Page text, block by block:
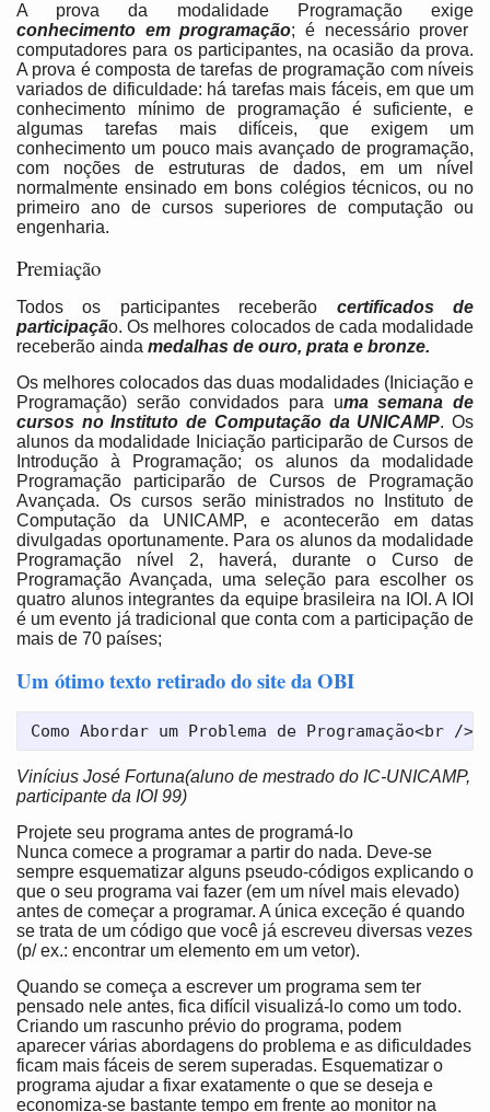
A prova da modalidade Programação exige
conhecimento em programação; é necessário prover
computadores para os participantes, na ocasião da prova.
A prova é composta de tarefas de programação com níveis
variados de dificuldade: há tarefas mais fáceis, em que um
conhecimento mínimo de programação é suficiente, e
algumas tarefas mais difíceis, que exigem um
conhecimento um pouco mais avançado de programação,
com noções de estruturas de dados, em um nível
normalmente ensinado em bons colégios técnicos, ou no
primeiro ano de cursos superiores de computação ou
engenharia.
Premiação
Todos os participantes receberão certificados de
participação. Os melhores colocados de cada modalidade
receberão ainda medalhas de ouro, prata e bronze.
Os melhores colocados das duas modalidades (Iniciação e
Programação) serão convidados para uma semana de
cursos no Instituto de Computação da UNICAMP. Os
alunos da modalidade Iniciação participarão de Cursos de
Introdução à Programação; os alunos da modalidade
Programação participarão de Cursos de Programação
Avançada. Os cursos serão ministrados no Instituto de
Computação da UNICAMP, e acontecerão em datas
divulgadas oportunamente. Para os alunos da modalidade
Programação nível 2, haverá, durante o Curso de
Programação Avançada, uma seleção para escolher os
quatro alunos integrantes da equipe brasileira na IOI. A IOI
é um evento já tradicional que conta com a participação de
mais de 70 países;
Um ótimo texto retirado do site da OBI
Vinícius José Fortuna(aluno de mestrado do IC-UNICAMP,
participante da IOI 99)
Projete seu programa antes de programá-lo
Nunca comece a programar a partir do nada. Deve-se
sempre esquematizar alguns pseudo-códigos explicando o
que o seu programa vai fazer (em um nível mais elevado)
antes de começar a programar. A única exceção é quando
se trata de um código que você já escreveu diversas vezes
(p/ ex.: encontrar um elemento em um vetor).
Quando se começa a escrever um programa sem ter
pensado nele antes, fica difícil visualizá-lo como um todo.
Criando um rascunho prévio do programa, podem
aparecer várias abordagens do problema e as dificuldades
ficam mais fáceis de serem superadas. Esquematizar o
programa ajudar a fixar exatamente o que se deseja e
economiza-se bastante tempo em frente ao monitor na